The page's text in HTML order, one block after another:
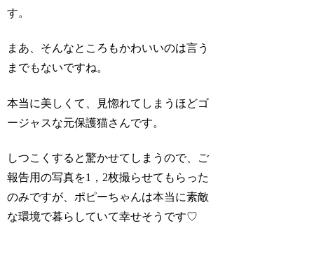
す。
まあ、そんなところもかわいいのは言う
までもないですね。
本当に美しくて、見惚れてしまうほどゴ
ージャスな元保護猫さんです。
しつこくすると驚かせてしまうので、ご
報告用の写真を1，2枚撮らせてもらった
のみですが、ポピーちゃんは本当に素敵
な環境で暮らしていて幸せそうです♡